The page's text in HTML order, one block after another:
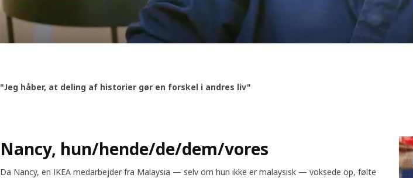
"Jeg håber, at deling af historier gør en forskel i andres liv"
Nancy, hun/hende/de/dem/vores
Da Nancy, en IKEA medarbejder fra Malaysia — selv om hun ikke er malaysisk — voksede op, følte